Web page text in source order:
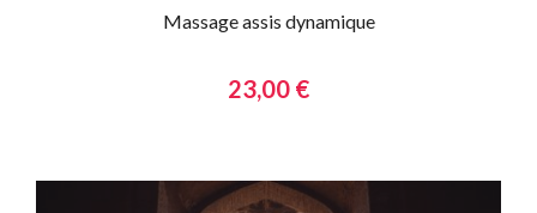
Massage assis dynamique
23,00 €